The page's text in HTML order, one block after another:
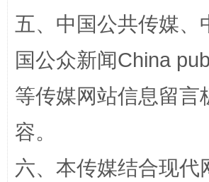
五、中国公共传媒、
国公众新闻China
等传媒网站信息留言
容。
六、本传媒结合现代